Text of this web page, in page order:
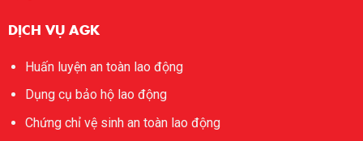
DỊCH VỤ AGK
Huấn luyện an toàn lao động
Dụng cụ bảo hộ lao động
Chứng chỉ vệ sinh an toàn lao động